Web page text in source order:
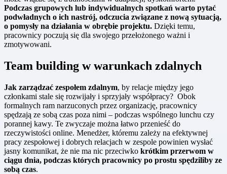
Podczas grupowych lub indywidualnych spotkań warto pytać
podwładnych o ich nastrój, odczucia związane z nową sytuacją,
o pomysły na działania w obrębie projektu. Dzięki temu,
pracownicy poczują się dla swojego przełożonego ważni i
zmotywowani.
Team building w warunkach zdalnych
Jak zarządzać zespołem zdalnym, by relacje między jego
członkami stale się rozwijały i sprzyjały współpracy? Obok
formalnych ram narzuconych przez organizację, pracownicy
spędzają ze sobą czas poza nimi – podczas wspólnego lunchu czy
porannej kawy. Te zwyczaje można łatwo przenieść do
rzeczywistości online. Menedżer, któremu zależy na efektywnej
pracy zespołowej i dobrych relacjach w zespole powinien wysłać
jasny komunikat, że nie ma nic przeciwko krótkim przerwom w
ciągu dnia, podczas których pracownicy po prostu spędziliby ze
sobą czas.